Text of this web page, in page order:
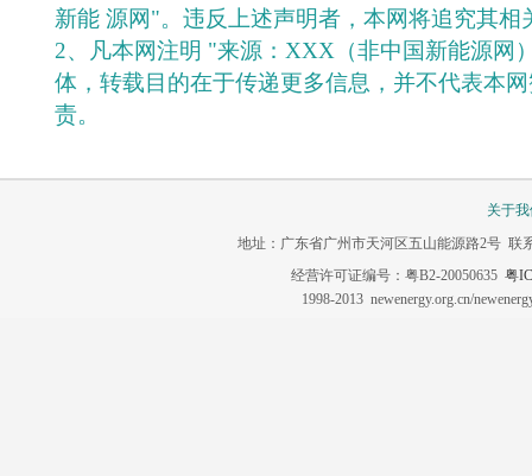
新能 源网"。违反上述声明者，本网将追究其相
2、凡本网注明 "来源：XXX（非中国新能源网
体，转载目的在于传递更多信息，并不代表本
责。
关于
地址：广东省广州市天河区五山能源路2号 联
经营许可证编号：粤B2-20050635 粤
1998-2013 newenergy.org.cn/